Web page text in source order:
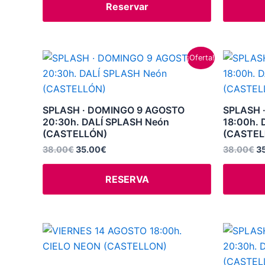
Reservar
¡Oferta!
SPLASH · DOMINGO 9 AGOSTO
20:30h. DALÍ SPLASH Neón
(CASTELLÓN)
38.00€
El
precio
original
era:
35.00€
El
actual
RESERVA
SPLASH
18:00h.
38.00€
El
Este
producto
El